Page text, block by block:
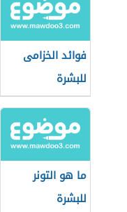
فوائد الخزامى
للبشرة
ما هو التونر
للبشرة